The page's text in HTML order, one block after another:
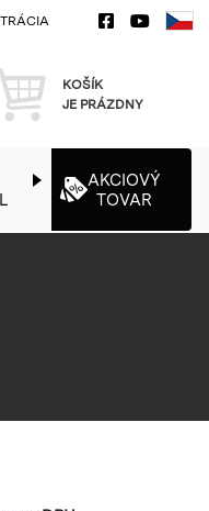
Košík
KOŠÍK
JE PRÁZDNY
AKCIOVÝ
TOVAR